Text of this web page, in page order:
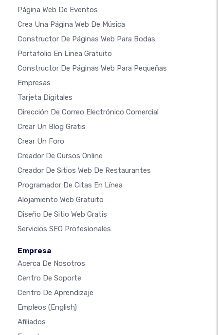
Página Web De Eventos
Crea Una Página Web De Música
Constructor De Páginas Web Para Bodas
Portafolio En Linea Gratuito
Constructor De Páginas Web Para Pequeñas
Empresas
Tarjeta Digitales
Dirección De Correo Electrónico Comercial
Crear Un Blog Gratis
Crear Un Foro
Creador De Cursos Online
Creador De Sitios Web De Restaurantes
Programador De Citas En Línea
Alojamiento Web Gratuito
Diseño De Sitio Web Gratis
Servicios SEO Profesionales
Empresa
Acerca De Nosotros
Centro De Soporte
Centro De Aprendizaje
Empleos (English)
Afiliados